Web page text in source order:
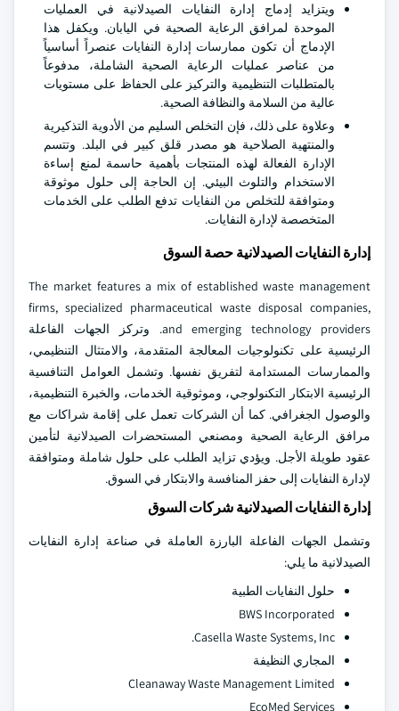
ويتزايد إدماج إدارة النفايات الصيدلانية في العمليات
الموحدة لمرافق الرعاية الصحية في اليابان. ويكفل هذا
الإدماج أن تكون ممارسات إدارة النفايات عنصراً أساسياً
من عناصر عمليات الرعاية الصحية الشاملة، مدفوعاً
بالمتطلبات التنظيمية والتركيز على الحفاظ على مستويات
عالية من السلامة والنظافة الصحية.
وعلاوة على ذلك، فإن التخلص السليم من الأدوية التذكيرية
والمنتهية الصلاحية هو مصدر قلق كبير في البلد. وتتسم
الإدارة الفعالة لهذه المنتجات بأهمية حاسمة لمنع إساءة
الاستخدام والتلوث البيئي. إن الحاجة إلى حلول موثوقة
ومتوافقة للتخلص من النفايات تدفع الطلب على الخدمات
المتخصصة لإدارة النفايات.
إدارة النفايات الصيدلانية حصة السوق
The market features a mix of established waste management
firms, specialized pharmaceutical waste disposal companies,
and emerging technology providers. وتركز الجهات الفاعلة
الرئيسية على تكنولوجيات المعالجة المتقدمة، والامتثال التنظيمي،
والممارسات المستدامة لتفريق نفسها. وتشمل العوامل التنافسية
الرئيسية الابتكار التكنولوجي، وموثوقية الخدمات، والخبرة التنظيمية،
والوصول الجغرافي. كما أن الشركات تعمل على إقامة شراكات مع
مرافق الرعاية الصحية ومصنعي المستحضرات الصيدلانية لتأمين
عقود طويلة الأجل. ويؤدي تزايد الطلب على حلول شاملة ومتوافقة
لإدارة النفايات إلى حفز المنافسة والابتكار في السوق.
إدارة النفايات الصيدلانية شركات السوق
وتشمل الجهات الفاعلة البارزة العاملة في صناعة إدارة النفايات
الصيدلانية ما يلي:
حلول النفايات الطبية
BWS Incorporated
Casella Waste Systems, Inc.
المجاري النظيفة
Cleanaway Waste Management Limited
EcoMed Services